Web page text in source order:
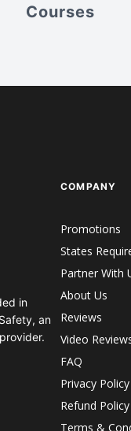
Courses
in
an
COMPANY
Promotions
States
Partner With
About Us
Reviews
Video
FAQ
Privacy Policy
Refund Policy
Terms &